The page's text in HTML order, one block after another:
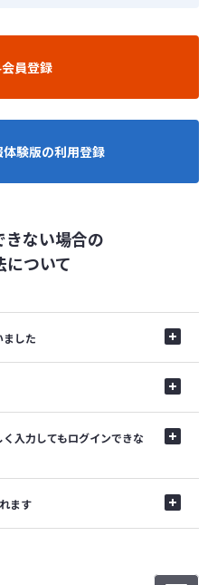
員登録
験版の利用登録
きない場合の
について
した
入力してもログインできな
ます